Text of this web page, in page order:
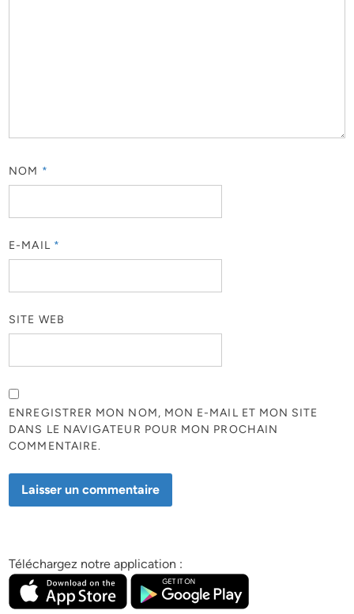
NOM *
E-MAIL *
SITE WEB
ENREGISTRER MON NOM, MON E-MAIL ET MON SITE
DANS LE NAVIGATEUR POUR MON PROCHAIN
COMMENTAIRE.
Téléchargez notre application :